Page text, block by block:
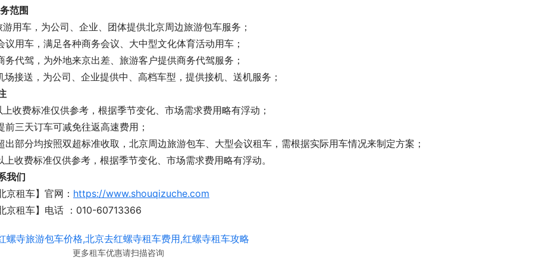
范围
游用车，为公司、企业、团体提供北京周边旅游包车服务；
议用车，满足各种商务会议、大中型文化体育活动用车；
务代驾，为外地来京出差、旅游客户提供商务代驾服务；
场接送，为公司、企业提供中、高档车型，提供接机、送机服务；
上收费标准仅供参考，根据季节变化、市场需求费用略有浮动；
前三天订车可减免往返高速费用；
出部分均按照双超标准收取，北京周边旅游包车、大型会议租车，需根据实际用车情况来制定方案；
上收费标准仅供参考，根据季节变化、市场需求费用略有浮动。
我们
京租车】官网： https://www.shouqizuche.com
北京租车】电话 ：010-60713366
更多租车优惠请扫描咨询